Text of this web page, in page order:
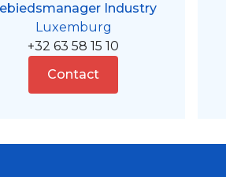
Industry
Luxemburg
+32 63 58 15 10
Contact